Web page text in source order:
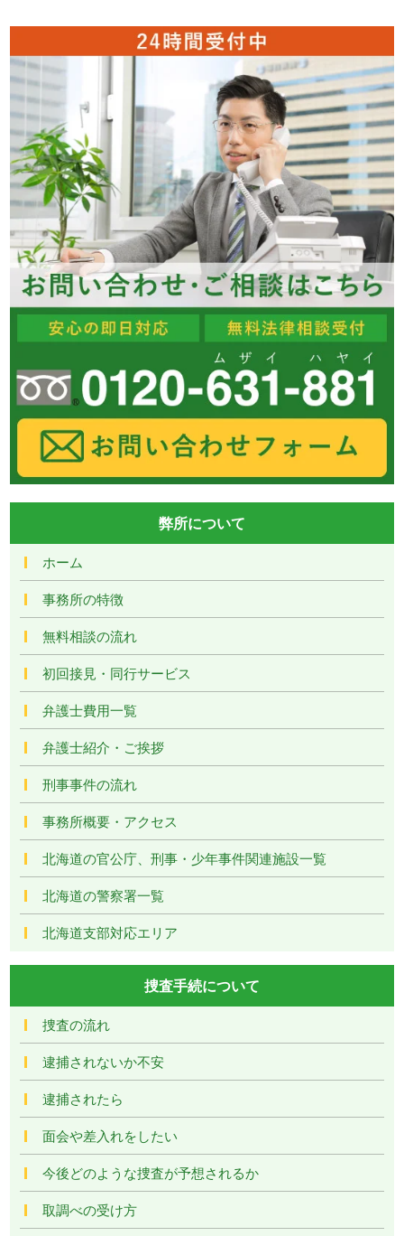
弊所について
ホーム
事務所の特徴
無料相談の流れ
初回接見・同行サービス
弁護士費用一覧
弁護士紹介・ご挨拶
刑事事件の流れ
事務所概要・アクセス
北海道の官公庁、刑事・少年事件関連施設一覧
北海道の警察署一覧
北海道支部対応エリア
捜査手続について
捜査の流れ
逮捕されないか不安
逮捕されたら
面会や差入れをしたい
今後どのような捜査が予想されるか
取調べの受け方